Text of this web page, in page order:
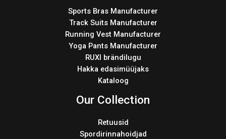
Sports Bras Manufacturer
Track Suits Manufacturer
Running Vest Manufacturer
Yoga Pants Manufacturer
RUXI brändilugu
Hakka edasimüüjaks
Kataloog
Our Collection
Retuusid
Spordirinnahoidjad